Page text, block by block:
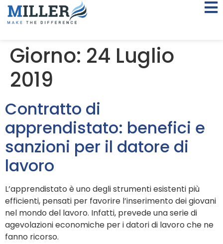
Giorno: 24 Luglio
2019
Contratto di
apprendistato: benefici e
sanzioni per il datore di
lavoro
L’apprendistato è uno degli strumenti esistenti più
efficienti, pensati per favorire l’inserimento dei giovani
nel mondo del lavoro. Infatti, prevede una serie di
agevolazioni economiche per i datori di lavoro che ne
fanno ricorso.